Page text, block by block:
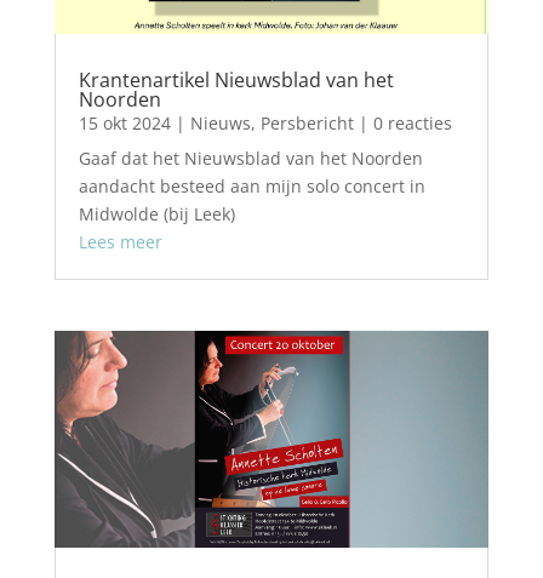
Krantenartikel Nieuwsblad van het
Noorden
15 okt 2024| Nieuws, Persbericht| 0 reacties
Gaaf dat het Nieuwsblad van het Noorden
aandacht besteed aan mijn solo concert in
Midwolde (bij Leek)
Lees meer